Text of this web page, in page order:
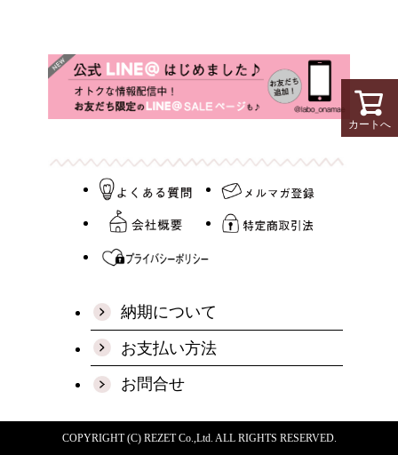
カートへ
納期について
お支払い方法
お問合せ
COPYRIGHT (C) REZET Co.,Ltd. ALL RIGHTS RESERVED.